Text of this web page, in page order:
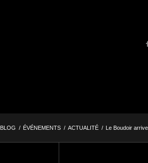
BLOG / ÉVÉNEMENTS / ACTUALITÉ / Le Boudoir